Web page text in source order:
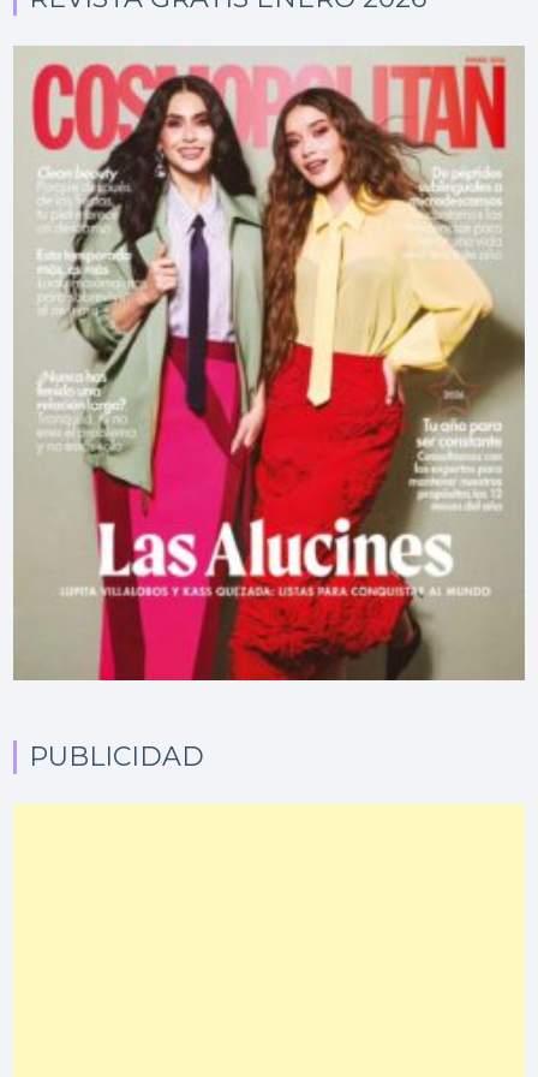
PUBLICIDAD